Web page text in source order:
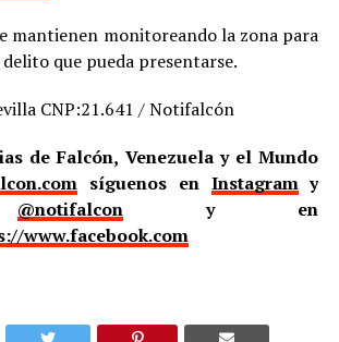
mantienen monitoreando la zona para
que pueda presentarse.
CNP:21.641 / Notifalcón
de Falcón, Venezuela y el Mundo
síguenos en Instagramy
@notifalcony en
www.facebook.com